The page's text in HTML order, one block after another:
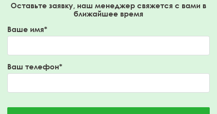
Оставьте заявку, наш менеджер свяжется с вами в
ближайшее время
Ваше имя*
Ваш телефон*